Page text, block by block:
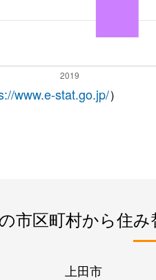
www.e-stat.go.jp/）
市区町村から住
上田市